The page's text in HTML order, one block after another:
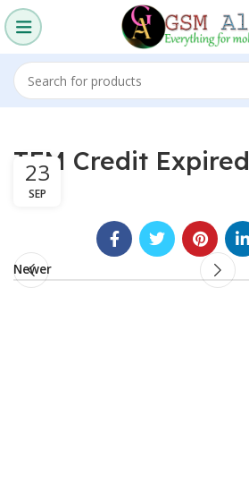
TFM Credit Expired
23
SEP
Newer